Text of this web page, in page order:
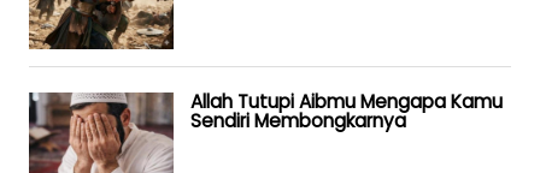
Allah Tutupi Aibmu Mengapa Kamu
Sendiri Membongkarnya